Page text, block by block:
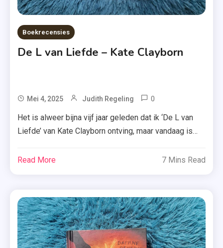
Roman
,
Boekrecensies
De L van Liefde – Kate Clayborn
Mei 4, 2025 Judith Regeling 0
Boek
Liefde
,
Kate
Clayborn
,
Het is alweer bijna vijf jaar geleden dat ik ‘De L van
Liefde’ van Kate Clayborn ontving, maar vandaag is
wat ik van dit boek vind. Lees je mee? Meg heeft een
Read More 7 Mins Read